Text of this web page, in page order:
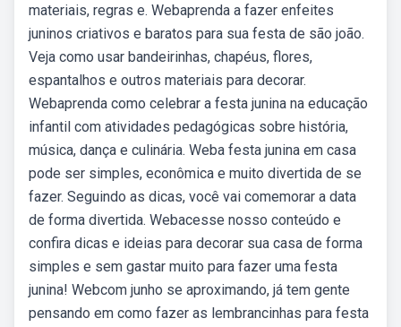
materiais, regras e. Webaprenda a fazer enfeites
juninos criativos e baratos para sua festa de são joão.
Veja como usar bandeirinhas, chapéus, flores,
espantalhos e outros materiais para decorar.
Webaprenda como celebrar a festa junina na educação
infantil com atividades pedagógicas sobre história,
música, dança e culinária. Weba festa junina em casa
pode ser simples, econômica e muito divertida de se
fazer. Seguindo as dicas, você vai comemorar a data
de forma divertida. Webacesse nosso conteúdo e
confira dicas e ideias para decorar sua casa de forma
simples e sem gastar muito para fazer uma festa
junina! Webcom junho se aproximando, já tem gente
pensando em como fazer as lembrancinhas para festa